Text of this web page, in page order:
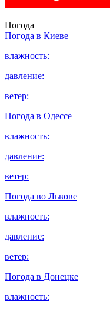
Погода
Погода в Киеве
влажность:
давление:
ветер:
Погода в Одессе
влажность:
давление:
ветер:
Погода во Львове
влажность:
давление:
ветер:
Погода в Донецке
влажность: